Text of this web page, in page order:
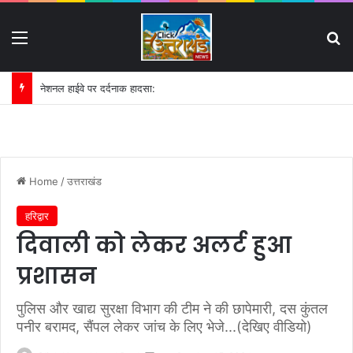
नेशनल हाईवे पर दर्दनाक हादसा:
Home /उत्तराखंड
हरिद्वार
दिवाली को लेकर अलर्ट हुआ
प्रशासन
पुलिस और खाद्य सुरक्षा विभाग की टीम ने की छापेमारी, दस कुंतल
पनीर बरामद, सैंपल लेकर जांच के लिए भेजे...(देखिए वीडियो)